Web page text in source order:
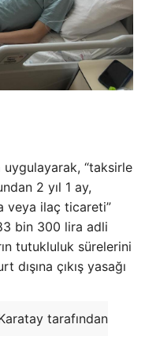
“taksirle
2 yıl 1 ay,
veya ilaç ticareti”
bin 300 lira adli
tutukluluk sürelerini
dışına çıkış yasağı
tarafından